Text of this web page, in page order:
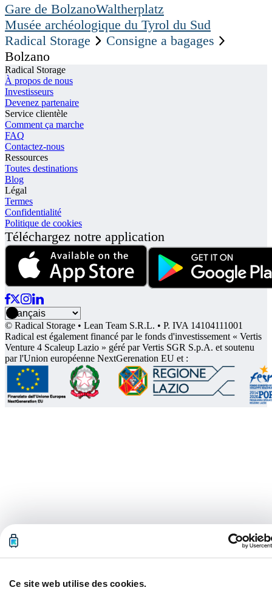
Ce site web utilise des cookies.
Gare de BolzanoWaltherplatz
Musée archéologique du Tyrol du Sud
Radical Storage
Consigne a bagages
Bolzano
Radical Storage
À propos de nous
Investisseurs
Devenez partenaire
Service clientèle
Comment ça marche
FAQ
Contactez-nous
Ressources
Toutes destinations
Blog
Légal
Termes
Confidentialité
Politique de cookies
Téléchargez notre application
© Radical Storage • Lean Team S.R.L. • P. IVA 14104111001
Radical est également financé par le fonds d'investissement « Vertis
Venture 4 Scaleup Lazio » géré par Vertis SGR S.p.A. et soutenu
par l'Union européenne NextGerenation EU et :